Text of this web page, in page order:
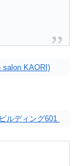
salon KAORI)
ルディング601